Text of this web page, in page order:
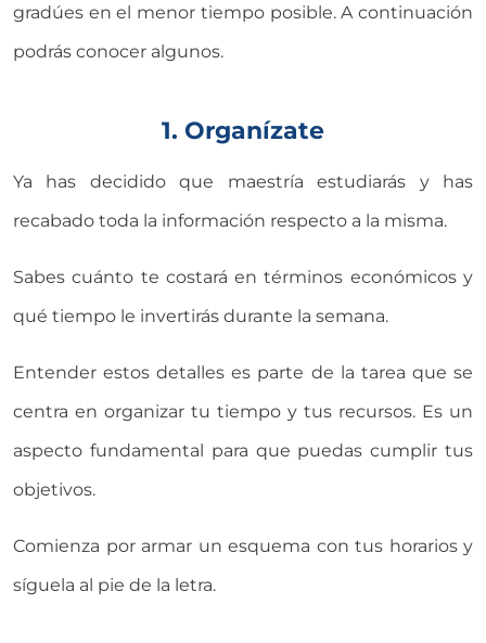
gradúes en el menor tiempo posible. A continuación
podrás conocer algunos.
1. Organízate
Ya has decidido que maestría estudiarás y has
recabado toda la información respecto a la misma.
Sabes cuánto te costará en términos económicos y
qué tiempo le invertirás durante la semana.
Entender estos detalles es parte de la tarea que se
centra en organizar tu tiempo y tus recursos. Es un
aspecto fundamental para que puedas cumplir tus
objetivos.
Comienza por armar un esquema con tus horarios y
síguela al pie de la letra.